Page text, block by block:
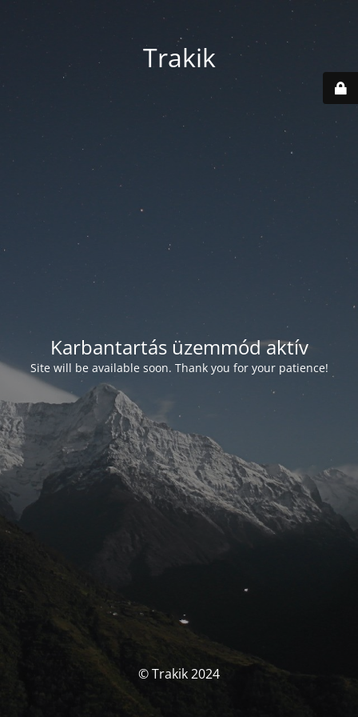
Trakik
Karbantartás üzemmód aktív
Site will be available soon. Thank you for your patience!
© Trakik 2024